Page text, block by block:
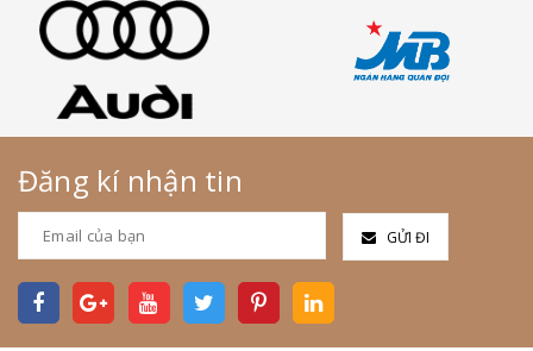
Đăng kí nhận tin
GỬI ĐI